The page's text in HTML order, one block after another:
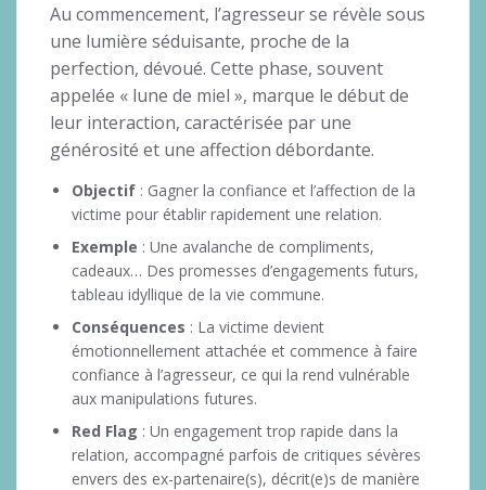
Au commencement, l’agresseur se révèle sous
une lumière séduisante, proche de la
perfection, dévoué. Cette phase, souvent
appelée « lune de miel », marque le début de
leur interaction, caractérisée par une
générosité et une affection débordante.
Objectif : Gagner la confiance et l’affection de la
victime pour établir rapidement une relation.
Exemple : Une avalanche de compliments,
cadeaux… Des promesses d’engagements futurs,
tableau idyllique de la vie commune.
Conséquences : La victime devient
émotionnellement attachée et commence à faire
confiance à l’agresseur, ce qui la rend vulnérable
aux manipulations futures.
Red Flag : Un engagement trop rapide dans la
relation, accompagné parfois de critiques sévères
envers des ex-partenaire(s), décrit(e)s de manière